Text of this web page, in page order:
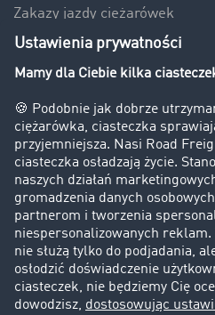
Zakazy jazdy ciężarówek
Bezpieczeństwo
Firma
Historie sukcesu
Klienci pozyskują nowych
Informacje prawne
Impressum
OWU